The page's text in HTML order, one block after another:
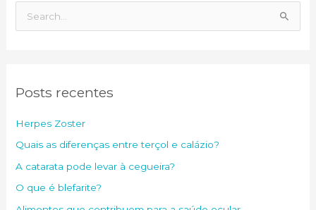
u
a
r
p
Posts recentes
Herpes Zoster
Quais as diferenças entre terçol e calázio?
A catarata pode levar à cegueira?
O que é blefarite?